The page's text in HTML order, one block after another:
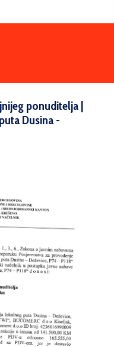
ponuditelja |
Dusina -